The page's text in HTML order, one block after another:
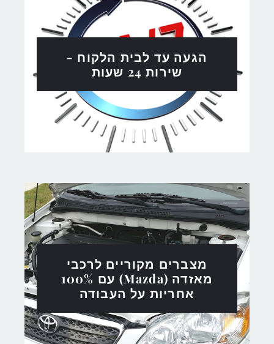
הגעה עד לבית הלקוח -
שירות 24 שעות
מצברים מקוריים לרכבי
מאזדה (Mazda) עם 100%
אחריות על העבודה